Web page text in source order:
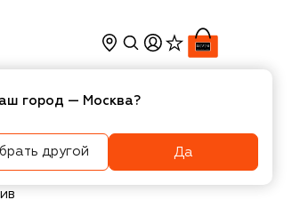
Игрушки Аксесcуары
город — Москва?
другой Да